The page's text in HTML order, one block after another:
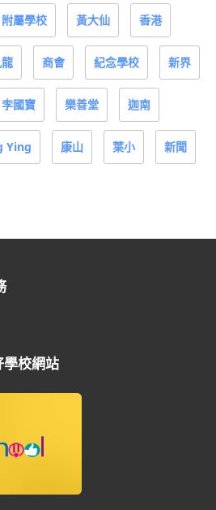
附屬學校 黃大仙 香港
商會 紀念學校 新界
李國寶 樂善堂 迦南
Ying 康山 葉小 新聞
學校網站